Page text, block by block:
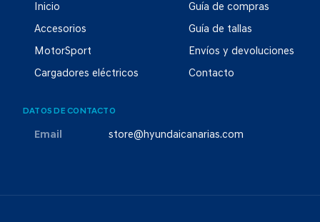
Inicio
Accesorios
MotorSport
Cargadores eléctricos
Guía de compras
Guía de tallas
Envíos y devoluciones
Contacto
DATOS DE CONTACTO
Email store@hyundaicanarias.com